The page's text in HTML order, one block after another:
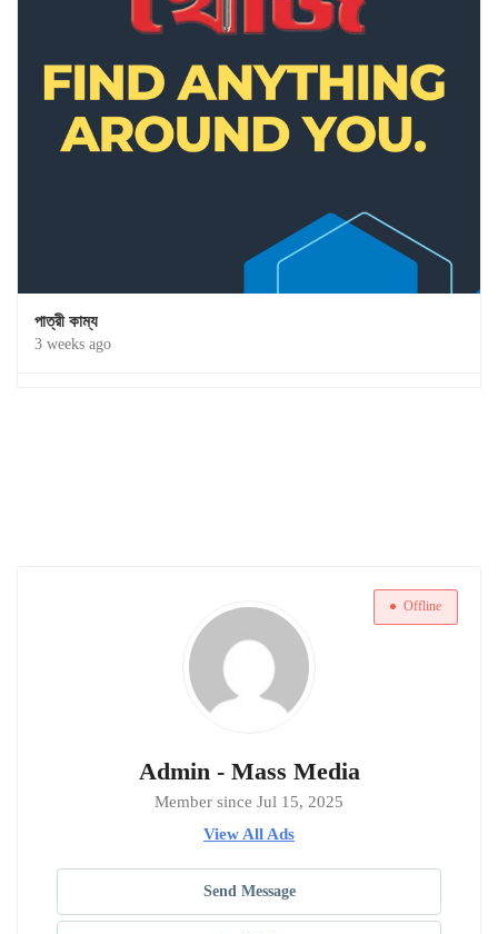
পাত্রী কাম্য
3 weeks ago
Offline
Admin - Mass Media
Member since Jul 15, 2025
View All Ads
Send Message